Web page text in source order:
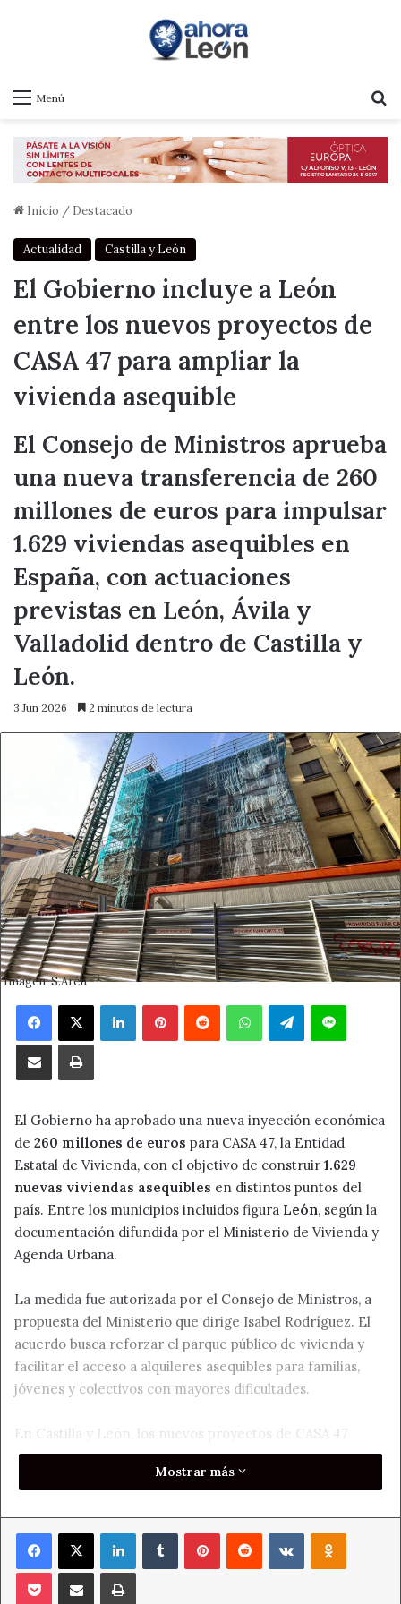
Menú
Inicio / Destacado
Actualidad Castilla y León
El Gobierno incluye a León
entre los nuevos proyectos de
CASA 47 para ampliar la
vivienda asequible
El Consejo de Ministros aprueba
una nueva transferencia de 260
millones de euros para impulsar
1.629 viviendas asequibles en
España, con actuaciones
previstas en León, Ávila y
Valladolid dentro de Castilla y
León.
3 Jun 2026 2 minutos de lectura
Imagen: S.Arén
Facebook
X LinkedInPinterestReddit WhatsAppTelegramLine
Compartir por correo electrónicoImprimir
El Gobierno ha aprobado una nueva inyección económica
de 260 millones de euros para CASA 47, la Entidad
Estatal de Vivienda, con el objetivo de construir 1.629
nuevas viviendas asequibles en distintos puntos del
país. Entre los municipios incluidos figura León, según la
documentación difundida por el Ministerio de Vivienda y
Agenda Urbana.
La medida fue autorizada por el Consejo de Ministros, a
propuesta del Ministerio que dirige Isabel Rodríguez. El
acuerdo busca reforzar el parque público de vivienda y
facilitar el acceso a alquileres asequibles para familias,
jóvenes y colectivos con mayores dificultades.
En Castilla y León, los nuevos proyectos de CASA 47
incluyen actuaciones enLeón, Ávila y Valladolid. El
Ministerio no detalla en la nota el número exacto de
que el conjunto de los nuevos proyectos suma22
actuaciones
y1.629 viviendas
CASA 47 alcanza los 2.080
Mostrar más
Facebook
X LinkedInTumblrPinterestReddit VKontakte
PocketCompartir por correo electrónicoImprimir